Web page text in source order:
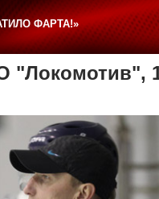
ФАРТА!»
"Локомотив",